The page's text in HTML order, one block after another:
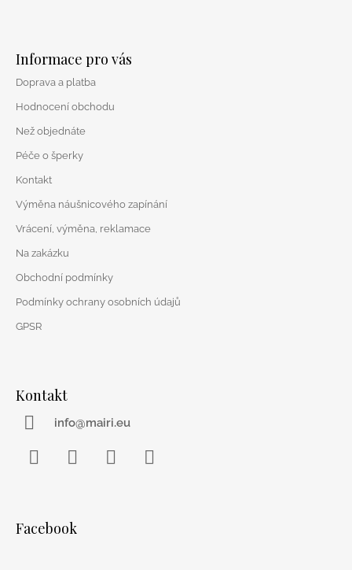
Informace pro vás
Doprava a platba
Hodnocení obchodu
Než objednáte
Péče o šperky
Kontakt
Výměna náušnicového zapínání
Vrácení, výměna, reklamace
Na zakázku
Obchodní podmínky
Podmínky ochrany osobních údajů
GPSR
Kontakt
info@mairi.eu
Facebook